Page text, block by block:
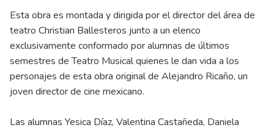
Esta obra es montada y dirigida por el director del área de
teatro Christian Ballesteros junto a un elenco
exclusivamente conformado por alumnas de últimos
semestres de Teatro Musical quienes le dan vida a los
personajes de esta obra original de Alejandro Ricaño, un
joven director de cine mexicano.
Las alumnas Yesica Díaz, Valentina Castañeda, Daniela